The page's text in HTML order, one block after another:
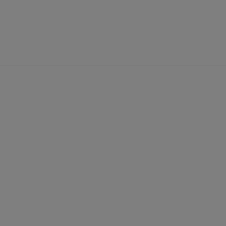
kilku minutach wyjmuje kulę gotową do odbijania i toczenia po
powstaje elastyczny materiał przypominający klasyczną piłkę
podczas zabawy.
– NAUKA, KTÓRA ZAMIENIA SIĘ W ZABAWĘ
Można ją odbijać od podłogi, turlać i korzystać z niej we własnych
atrakcyjniejsza.